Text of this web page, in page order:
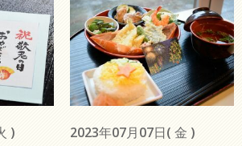
) 2023年07月07日( 金 )